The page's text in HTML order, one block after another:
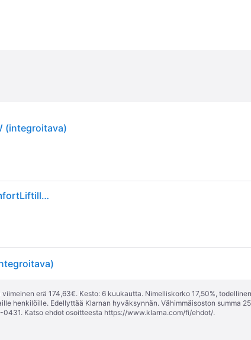
(integroitava)
60 cm leveä sisäänrakennettava astianpesukone ComfortLiftillä Electrolux EEC87400W
erä 174,63€. Kesto: 6 kuukautta. Nimelliskorko 17,50%,
henkilöille. Edellyttää Klarnan hyväksynnän. Vähimmäisoston summa
0431. Katso ehdot osoitteesta https://www.klarna.com/fi/ehdot/.